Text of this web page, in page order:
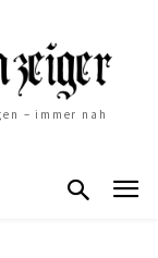
– immer nah